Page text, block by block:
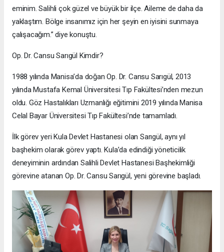
eminim. Salihli çok güzel ve büyük bir ilçe. Aileme de daha da
yaklaştım. Bölge insanımız için her şeyin en iyisini sunmaya
çalışacağım.” diye konuştu.
Op. Dr. Cansu Sarıgül Kimdir?
1988 yılında Manisa’da doğan Op. Dr. Cansu Sarıgül, 2013
yılında Mustafa Kemal Üniversitesi Tıp Fakültesi’nden mezun
oldu. Göz Hastalıkları Uzmanlığı eğitimini 2019 yılında Manisa
Celal Bayar Üniversitesi Tıp Fakültesi’nde tamamladı.
İlk görev yeri Kula Devlet Hastanesi olan Sarıgül, aynı yıl
başhekim olarak görev yaptı. Kula’da edindiği yöneticilik
deneyiminin ardından Salihli Devlet Hastanesi Başhekimliği
görevine atanan Op. Dr. Cansu Sarıgül, yeni görevine başladı.